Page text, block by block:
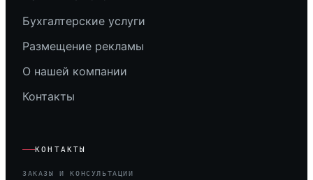
Бухгалтерские услуги
Размещение рекламы
О нашей компании
Контакты
КОНТАКТЫ
ЗАКАЗЫ И КОНСУЛЬТАЦИИ